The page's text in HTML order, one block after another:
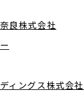
良株式会社
ィングス株式会社